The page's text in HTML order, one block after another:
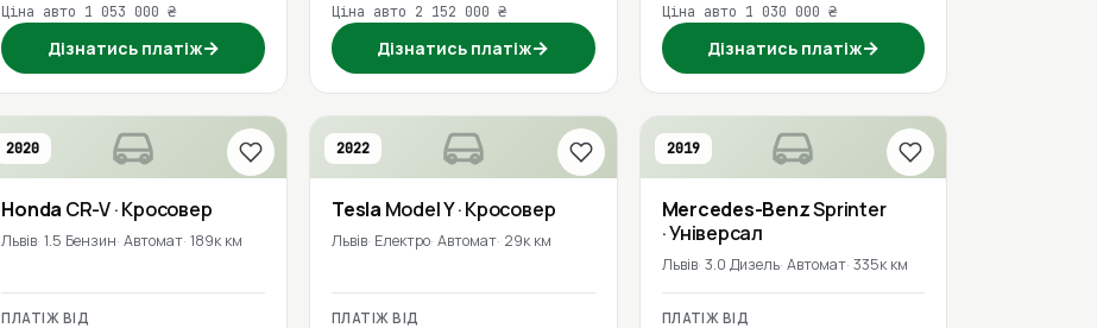
Ціна авто 1 053 000 ₴
Дізнатись платіж→
Ціна авто 2 152 000 ₴
Дізнатись платіж→
Ціна авто 1 030 000 ₴
Дізнатись платіж→
2020
Honda CR-V· Кросовер
Львів 1.5 Бензин Автомат 189к км
ПЛАТІЖ ВІД
2022
Tesla Model Y· Кросовер
Львів Електро Автомат 29к км
ПЛАТІЖ ВІД
2019
Mercedes-BenzSprinter
· Універсал
Львів 3.0 Дизель Автомат 335к км
ПЛАТІЖ ВІД